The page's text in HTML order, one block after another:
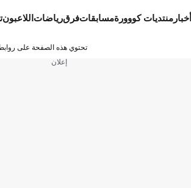
أخبار منتديات كووورةمسابقاتفرقرياضات اللاعبون
تحتوي هذه الصفحة على
إعلان